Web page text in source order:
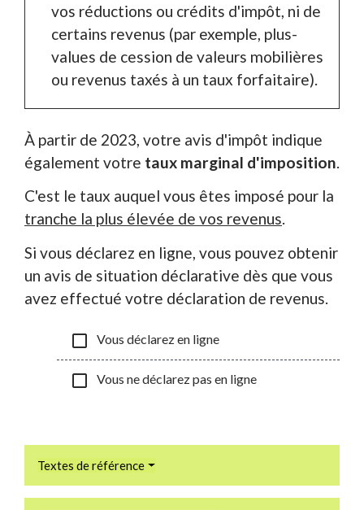
vos réductions ou crédits d'impôt, ni de
certains revenus (par exemple, plus-
values de cession de valeurs mobilières
ou revenus taxés à un taux forfaitaire).
À partir de 2023, votre avis d'impôt indique
également votre taux marginal d'imposition.
C'est le taux auquel vous êtes imposé pour la
tranche la plus élevée de vos revenus.
Si vous déclarez en ligne, vous pouvez obtenir
un avis de situation déclarative dès que vous
avez effectué votre déclaration de revenus.
check_box_outline_blank Vous déclarez en ligne
check_box_outline_blank Vous ne déclarez pas en ligne
Textes de référence